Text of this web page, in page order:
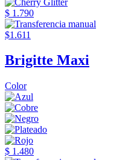
$ 1.790
$1.611
Brigitte Maxi
Color
$ 1.480